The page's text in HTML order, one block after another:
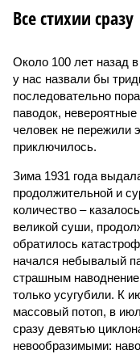
Все стихии сразу
Около 100 лет назад
у нас назвали бы
последовательно
паводок,
человек не пережили
приключилось.
Зима 1931 года
продолжительной и
количество –
великой суши,
обратилось
начался небывалый
страшным
только усугубили. К
массовый потоп, в
сразу девятью
невообразимыми: